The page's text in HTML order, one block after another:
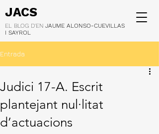
JACS
EL BLOG D'EN JAUME ALONSO-CUEVILLAS
I SAYROL
Entrada
Judici 17-A. Escrit
plantejant nul·litat
d’actuacions